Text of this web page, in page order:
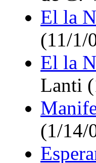
El la
(11/1/
El la
Lanti
(1/14/